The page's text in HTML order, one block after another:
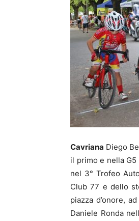
Cavriana Diego
il primo e nella
nel 3° Trofeo
Club 77 e dello
piazza d’onore,
Daniele Ronda